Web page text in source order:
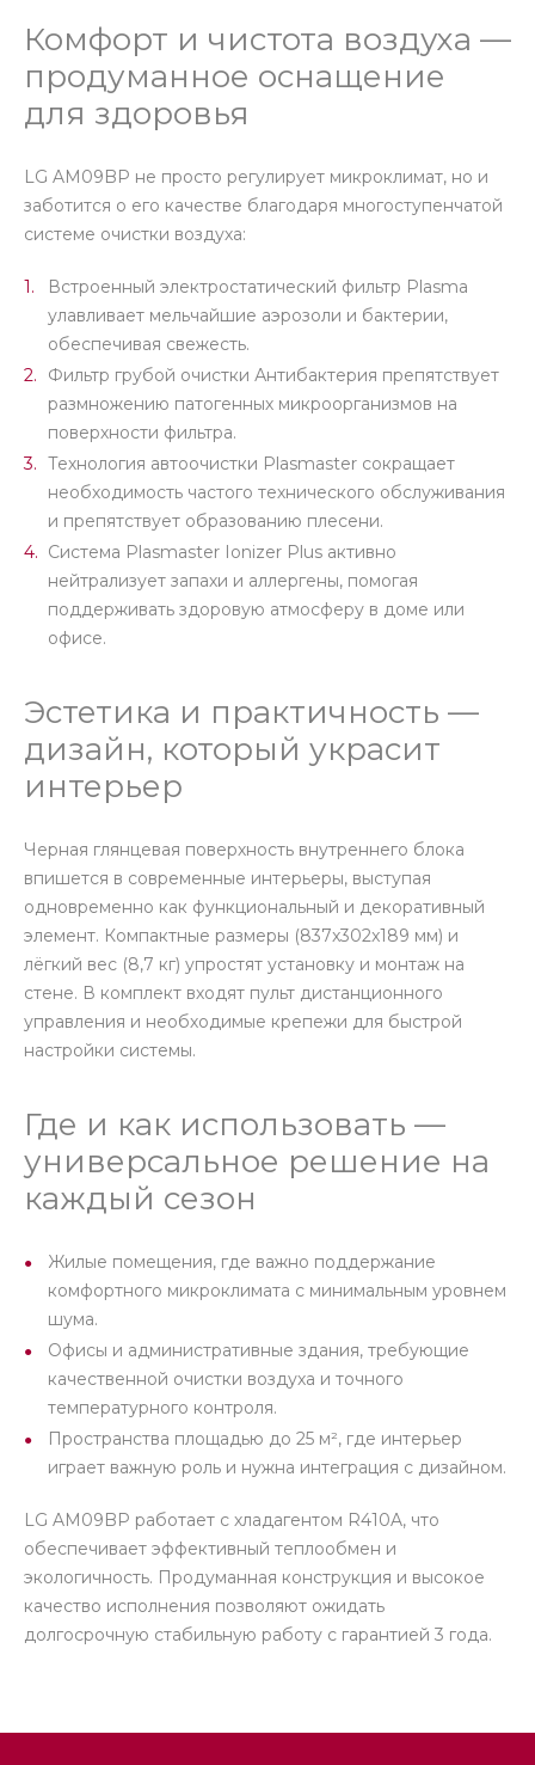
Комфорт и чистота воздуха —
продуманное оснащение
для здоровья
LG AM09BP не просто регулирует микроклимат, но и
заботится о его качестве благодаря многоступенчатой
системе очистки воздуха:
Встроенный электростатический фильтр Plasma
улавливает мельчайшие аэрозоли и бактерии,
обеспечивая свежесть.
Фильтр грубой очистки Антибактерия препятствует
размножению патогенных микроорганизмов на
поверхности фильтра.
Технология автоочистки Plasmaster сокращает
необходимость частого технического обслуживания
и препятствует образованию плесени.
Система Plasmaster Ionizer Plus активно
нейтрализует запахи и аллергены, помогая
поддерживать здоровую атмосферу в доме или
офисе.
Эстетика и практичность —
дизайн, который украсит
интерьер
Черная глянцевая поверхность внутреннего блока
впишется в современные интерьеры, выступая
одновременно как функциональный и декоративный
элемент. Компактные размеры (837x302x189 мм) и
лёгкий вес (8,7 кг) упростят установку и монтаж на
стене. В комплект входят пульт дистанционного
управления и необходимые крепежи для быстрой
настройки системы.
Где и как использовать —
универсальное решение на
каждый сезон
Жилые помещения, где важно поддержание
комфортного микроклимата с минимальным уровнем
шума.
Офисы и административные здания, требующие
качественной очистки воздуха и точного
температурного контроля.
Пространства площадью до 25 м², где интерьер
играет важную роль и нужна интеграция с дизайном.
LG AM09BP работает с хладагентом R410A, что
обеспечивает эффективный теплообмен и
экологичность. Продуманная конструкция и высокое
качество исполнения позволяют ожидать
долгосрочную стабильную работу с гарантией 3 года.